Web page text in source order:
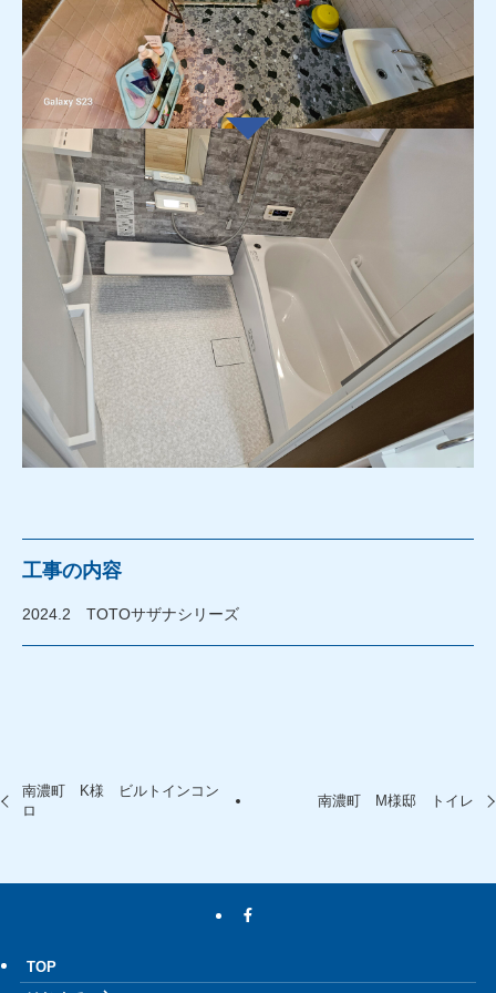
工事の内容
2024.2 TOTOサザナシリーズ
南濃町 K様 ビルトインコン
ロ
南濃町 M様邸 トイレ
TOP